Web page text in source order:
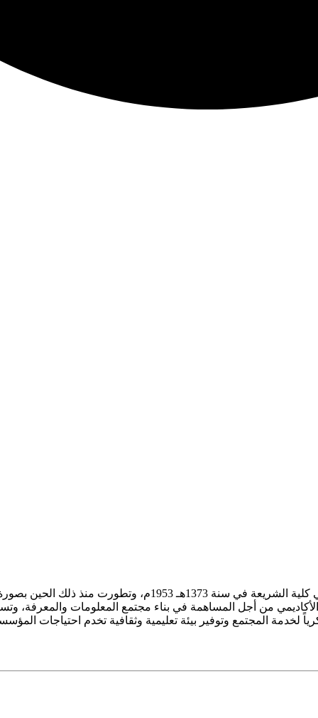
الأكاديمي من أجل المساهمة في بناء مجتمع المعلومات والمعرفة،
لخدمة المجتمع وتوفير بيئة تعليمية وثقافية تخدم احتياجات